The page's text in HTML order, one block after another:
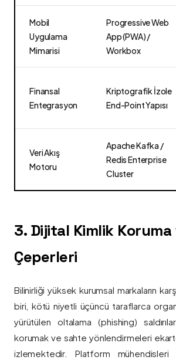
Mobil
Uygulama
Mimarisi
Progressive Web
App (PWA) /
Workbox
Finansal
Entegrasyon
Kriptografik İzole
End-Point Yapısı
Veri Akış
Motoru
Apache Kafka /
Redis Enterprise
Cluster
3. Dijital Kimlik
Çeperleri
Bilinirliği yüksek kurumsal markaların
biri, kötü niyetli üçüncü taraflarca
yürütülen oltalama (phishing)
korumak ve sahte yönlendirmeleri
izlemektedir. Platform mühendisleri